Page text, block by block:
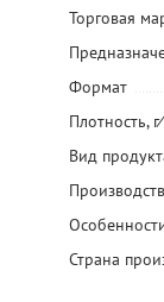
Торговая
Формат
Плотность,
Вид
Страна